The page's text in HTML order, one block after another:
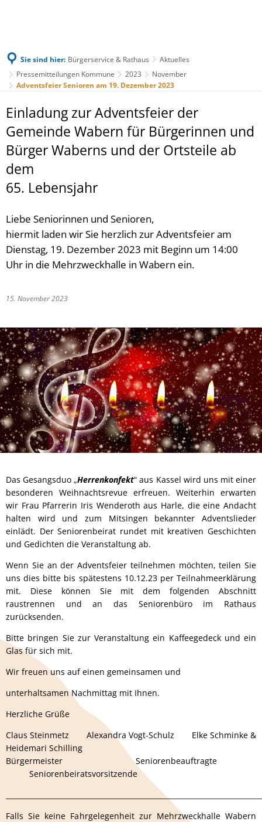
Sie sind hier: Bürgerservice & Rathaus
Aktuelles
Pressemitteilungen Kommune
2023
November
Adventsfeier Senioren am 19. Dezember 2023
Einladung zur Adventsfeier der
Gemeinde Wabern für Bürgerinnen und
Bürger Waberns und der Ortsteile ab
dem
65. Lebensjahr
Liebe Seniorinnen und Senioren,
hiermit laden wir Sie herzlich zur Adventsfeier am
Dienstag, 19. Dezember 2023 mit Beginn um 14:00
Uhr in die Mehrzweckhalle in Wabern ein.
15. November 2023
Das Gesangsduo „Herrenkonfekt“ aus Kassel wird uns mit einer
besonderen Weihnachtsrevue erfreuen. Weiterhin erwarten
wir Frau Pfarrerin Iris Wenderoth aus Harle, die eine Andacht
halten wird und zum Mitsingen bekannter Adventslieder
einlädt. Der Seniorenbeirat rundet mit kreativen Geschichten
und Gedichten die Veranstaltung ab.
Wenn Sie an der Adventsfeier teilnehmen möchten, teilen Sie
uns dies bitte bis spätestens 10.12.23 per Teilnahmeerklärung
mit. Diese können Sie mit dem folgenden Abschnitt
raustrennen und an das Seniorenbüro im Rathaus
zurücksenden.
Bitte bringen Sie zur Veranstaltung ein Kaffeegedeck und ein
Glas für sich mit.
Wir freuen uns auf einen gemeinsamen und
unterhaltsamen Nachmittag mit Ihnen.
Herzliche Grüße
Claus Steinmetz Alexandra Vogt-Schulz Elke Schminke &
Heidemari Schilling
Bürgermeister Seniorenbeauftragte
Seniorenbeiratsvorsitzende
Falls Sie keine Fahrgelegenheit zur Mehrzweckhalle Wabern